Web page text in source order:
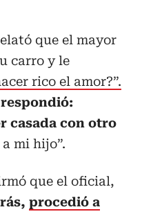
que el mayor
carro y le
rico el amor?”.
casada con otro
mi hijo”.
que el oficial,
procedió a